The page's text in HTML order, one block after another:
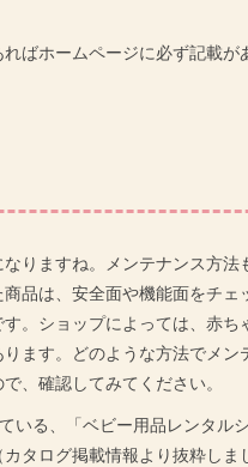
ばホームページに必ず記載が
りますね。メンテナンス方法
品は、安全面や機能面をチ
。ショップによっては、赤ち
ます。どのような方法でメン
、確認してみてください。
いる、「ベビー用品レンタル
タログ掲載情報より抜粋しま